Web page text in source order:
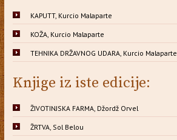
KAPUTT, Kurcio Malaparte
KOŽA, Kurcio Malaparte
TEHNIKA DRŽAVNOG UDARA, Kurcio Malaparte
Knjige iz iste edicije:
ŽIVOTINJSKA FARMA, Džordž Orvel
ŽRTVA, Sol Belou